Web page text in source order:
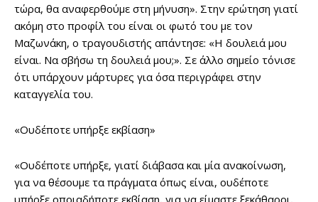
τώρα, θα αναφερθούμε στη μήνυση». Στην ερώτηση γιατί
ακόμη στο προφίλ του είναι οι φωτό του με τον
Μαζωνάκη, ο τραγουδιστής απάντησε: «Η δουλειά μου
είναι. Να σβήσω τη δουλειά μου;». Σε άλλο σημείο τόνισε
ότι υπάρχουν μάρτυρες για όσα περιγράφει στην
καταγγελία του.
«Ουδέποτε υπήρξε εκβίαση»
«Ουδέποτε υπήρξε, γιατί διάβασα και μία ανακοίνωση,
για να θέσουμε τα πράγματα όπως είναι, ουδέποτε